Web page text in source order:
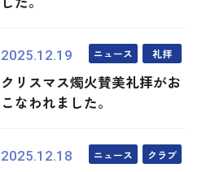
2025.12.19 ニュース 礼拝
クリスマス燭火賛美礼拝がお
こなわれました。
2025.12.18 ニュース クラブ